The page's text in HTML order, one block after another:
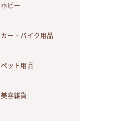
ホビー
カー・バイク用品
ペット用品
美容雑貨